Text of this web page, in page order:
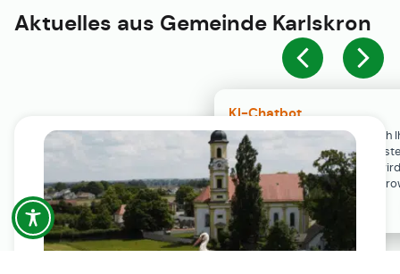
KI-Chatbot
Der KI-Chatbot steht erst nach
Einwilligung in den Cookie-
Verfügung. Der Chat-Verlauf
ausschließlich lokal in Ihrem
gespeichert.
Aktuelles aus Gemeinde Karlskron